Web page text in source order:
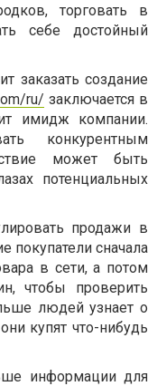
торговать в
себе достойный
заказать создание
ru/ заключается в
имидж компании.
конкурентным
может быть
потенциальных
продажи в
покупатели сначала
в сети, а потом
чтобы проверить
людей узнает о
купят что-нибудь
информации для